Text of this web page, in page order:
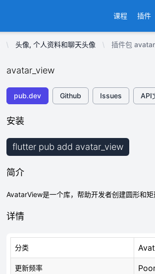
课程 插件
头像, 个人资料和聊天头像 插件包
avatar_view
pub.dev Github Issues API
安装
flutter pub add avatar_view
简介
AvatarView是一个库，帮助开发者创建圆形和
详情
分类
更新频率